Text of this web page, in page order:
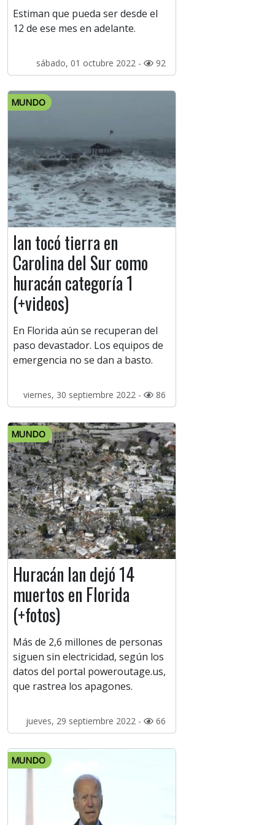
Estiman que pueda ser desde el
12 de ese mes en adelante.
sábado, 01 octubre 2022 - 92
MUNDO
Ian tocó tierra en
Carolina del Sur como
huracán categoría 1
(+videos)
En Florida aún se recuperan del
paso devastador. Los equipos de
emergencia no se dan a basto.
viernes, 30 septiembre 2022 - 86
MUNDO
Huracán Ian dejó 14
muertos en Florida
(+fotos)
Más de 2,6 millones de personas
siguen sin electricidad, según los
datos del portal poweroutage.us,
que rastrea los apagones.
jueves, 29 septiembre 2022 - 66
MUNDO